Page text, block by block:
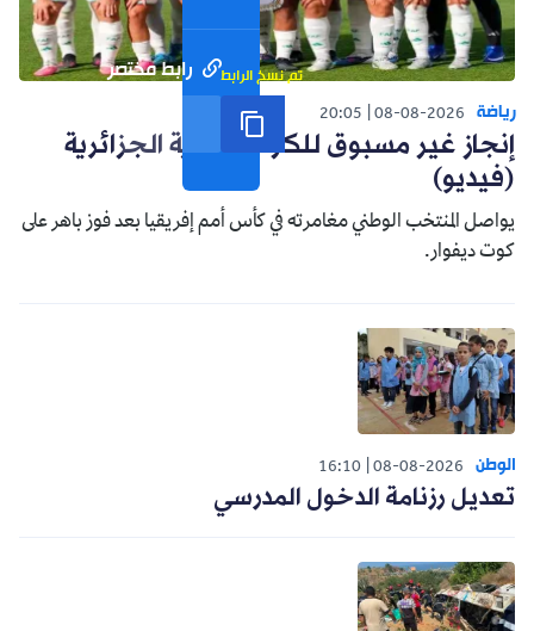
رابط مختصر تم نسخ الرابط
رياضة 08-08-2026
20:05
إنجاز غير مسبوق للكرة النسوية الجزائرية
(فيديو)
يواصل المنتخب الوطني مغامرته في كأس أمم إفريقيا بعد فوز باهر على
كوت ديفوار.
الوطن 08-08-2026
16:10
تعديل رزنامة الدخول المدرسي